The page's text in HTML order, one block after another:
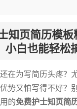
知页简历模
小白也能轻松
在为写简历头疼？
势又怕写得不好？
的免费护士知页简